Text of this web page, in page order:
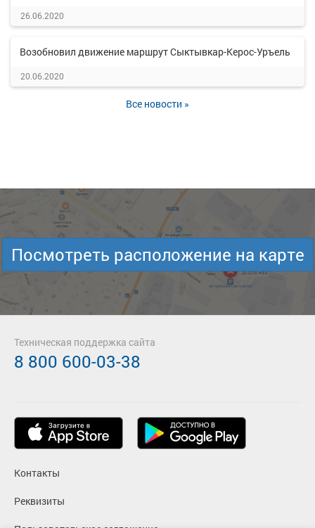
26.06.2020
Возобновил движение маршрут Сыктывкар-Керос-Уръель
20.06.2020
Все новости »
Посмотреть расположение на карте
Контакты
Реквизиты
Техническая поддержка сайта
8 800 600-03-38